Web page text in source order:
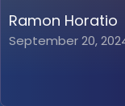
Ramon Horatio
September 20,